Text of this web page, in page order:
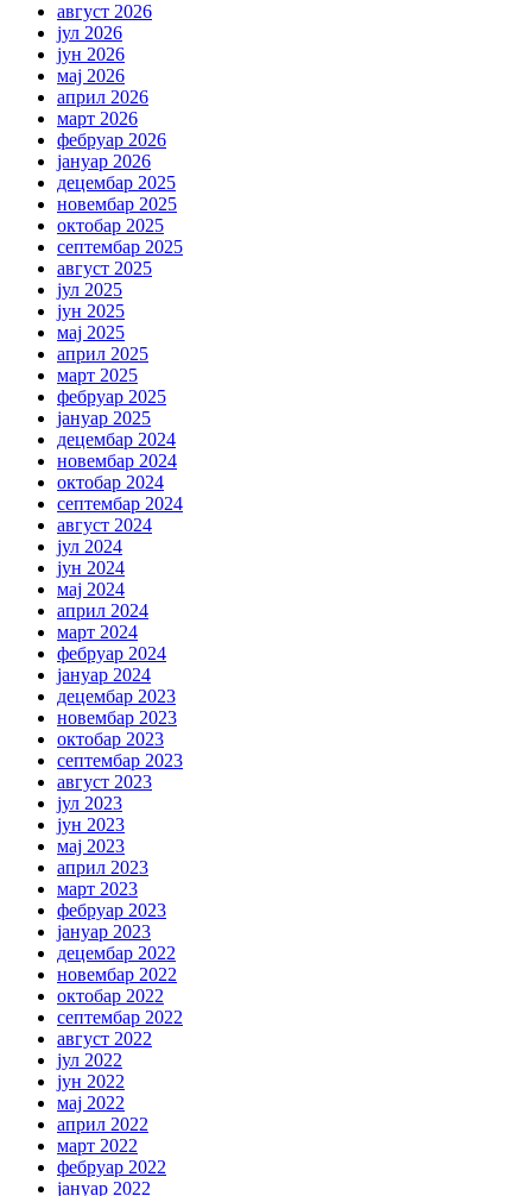
август 2026
јул 2026
јун 2026
мај 2026
април 2026
март 2026
фебруар 2026
јануар 2026
децембар 2025
новембар 2025
октобар 2025
септембар 2025
август 2025
јул 2025
јун 2025
мај 2025
април 2025
март 2025
фебруар 2025
јануар 2025
децембар 2024
новембар 2024
октобар 2024
септембар 2024
август 2024
јул 2024
јун 2024
мај 2024
април 2024
март 2024
фебруар 2024
јануар 2024
децембар 2023
новембар 2023
октобар 2023
септембар 2023
август 2023
јул 2023
јун 2023
мај 2023
април 2023
март 2023
фебруар 2023
јануар 2023
децембар 2022
новембар 2022
октобар 2022
септембар 2022
август 2022
јул 2022
јун 2022
мај 2022
април 2022
март 2022
фебруар 2022
јануар 2022